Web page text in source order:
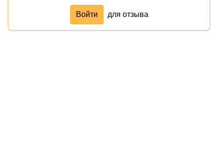
Войти для отзыва